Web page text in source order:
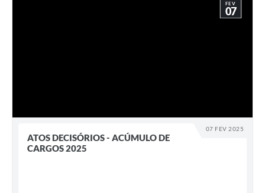
07 FEV 2025
FEV
07
ATOS DECISÓRIOS - ACÚMULO DE
CARGOS 2025